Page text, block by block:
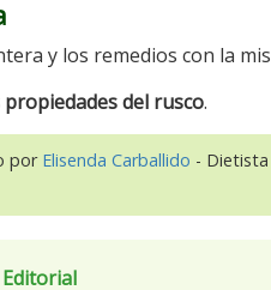
y los remedios con la
propiedades del rusco.
por Elisenda Carballido -
Editorial